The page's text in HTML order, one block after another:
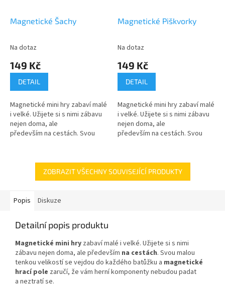
Magnetické Šachy
Na dotaz
149 Kč
DETAIL
Magnetické mini hry zabaví malé
i velké. Užijete si s nimi zábavu
nejen doma, ale
především na cestách. Svou
a magnetické...
Magnetické Piškvorky
Na dotaz
149 Kč
DETAIL
Magnetické mini hry zabaví malé
i velké. Užijete si s nimi zábavu
nejen doma, ale
především na cestách. Svou
a magnetické...
ZOBRAZIT VŠECHNY SOUVISEJÍCÍ PRODUKTY
Popis Diskuze
Detailní popis produktu
Magnetické mini hry zabaví malé i velké. Užijete si s nimi
zábavu nejen doma, ale především na cestách. Svou malou
tenkou velikostí se vejdou do každého batůžku a magnetické
hrací pole zaručí, že vám herní komponenty nebudou padat
a neztratí se.